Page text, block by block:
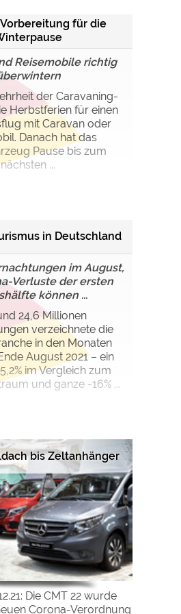
für die
Reisemobile richtig
der Caravaning-
Herbstferien für einen
mit Caravan oder
Danach hat das
Pause bis zum
nächsten ...
in Deutschland
im August,
Verluste der ersten
können ...
24,6 Millionen
verzeichnete die
in den Monaten
August 2021 – ein
im Vergleich zum
und ganze -16% ...
bis Zeltanhänger
Die CMT 22 wurde
Corona-Verordnung
können jeder Zeit im Footer
werden!